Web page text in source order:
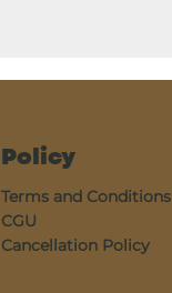
Policy
Terms and Conditions
CGU
Cancellation Policy